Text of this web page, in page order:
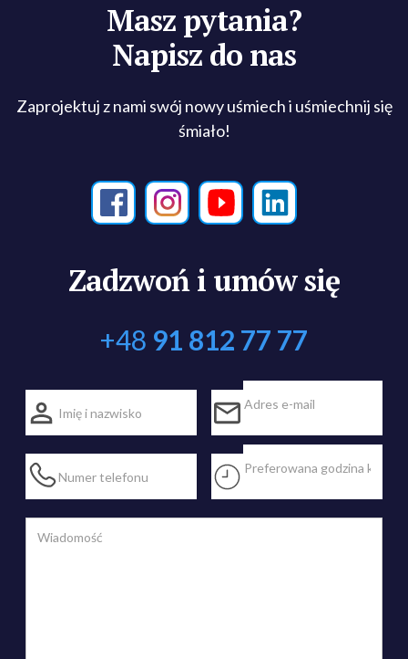
Masz pytania?
Napisz do nas
Zaprojektuj z nami swój nowy uśmiech i uśmiechnij się
śmiało!
Zadzwoń i umów się
+48 91 812 77 77